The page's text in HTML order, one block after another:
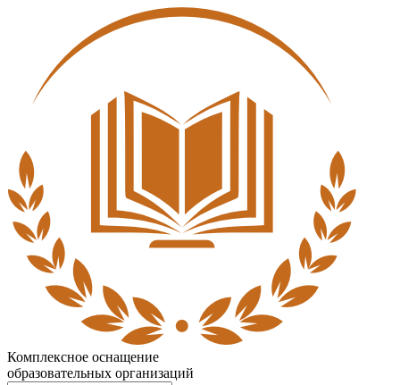
Комплексное оснащение
образовательных организаций